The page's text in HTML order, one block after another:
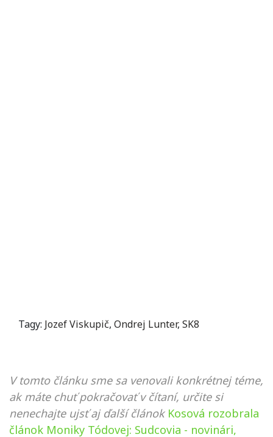
Tagy: Jozef Viskupič, Ondrej Lunter, SK8
V tomto článku sme sa venovali konkrétnej téme,
ak máte chuť pokračovať v čítaní, určite si
nenechajte ujsť aj ďalší článok Kosová rozobrala
článok Moniky Tódovej: Sudcovia - novinári,